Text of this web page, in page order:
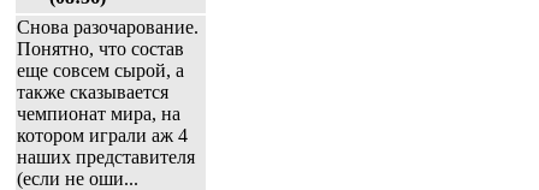
Снова разочарование.
Понятно, что состав
еще совсем сырой, а
также сказывается
чемпионат мира, на
котором играли аж 4
наших представителя
(если не оши...